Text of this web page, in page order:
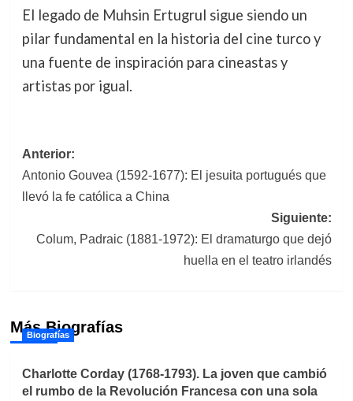
El legado de Muhsin Ertugrul sigue siendo un
pilar fundamental en la historia del cine turco y
una fuente de inspiración para cineastas y
artistas por igual.
Navegación
de
Anterior:
Antonio Gouvea (1592-1677): El jesuita portugués que
llevó la fe católica a China
Siguiente:
Colum, Padraic (1881-1972): El dramaturgo que dejó
huella en el teatro irlandés
Más Biografías
Biografías
Charlotte Corday (1768-1793). La joven que cambió
el rumbo de la Revolución Francesa con una sola